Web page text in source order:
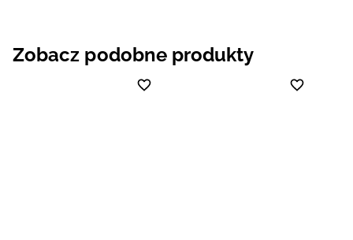
Zobacz podobne produkty